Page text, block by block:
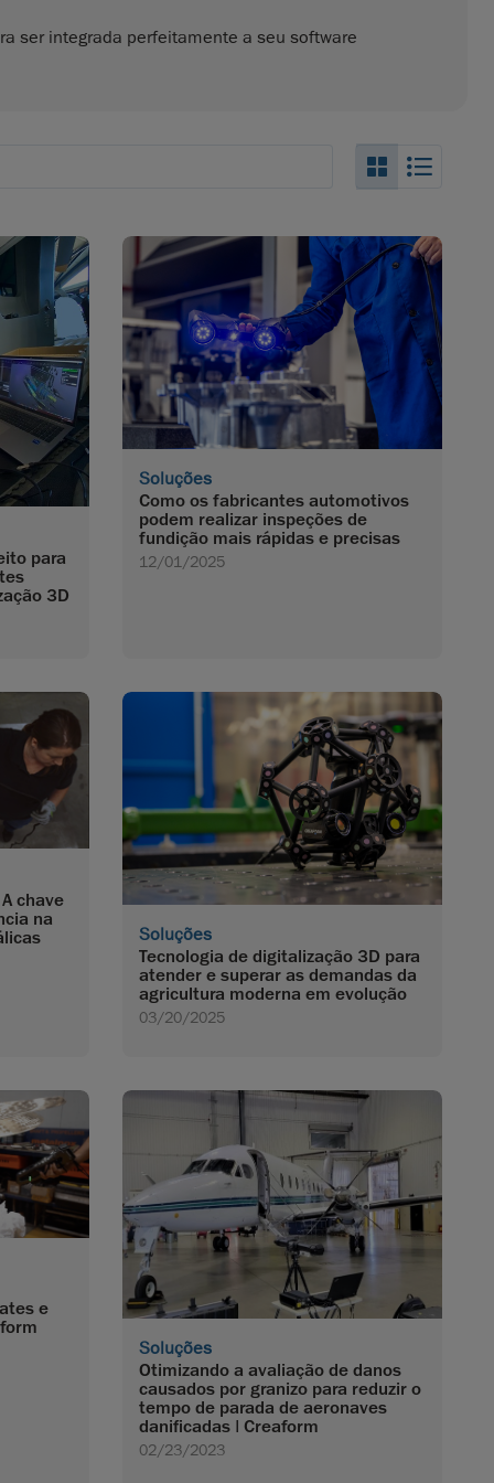
ser integrada perfeitamente a seu software
para
3D
Soluções
Como os fabricantes automotivos
podem realizar inspeções de
fundição mais rápidas e precisas
12/01/2025
chave
na
Soluções
Tecnologia de digitalização 3D para
atender e superar as demandas da
agricultura moderna em evolução
03/20/2025
e
Soluções
Otimizando a avaliação de danos
causados por granizo para reduzir o
tempo de parada de aeronaves
danificadas | Creaform
02/23/2023